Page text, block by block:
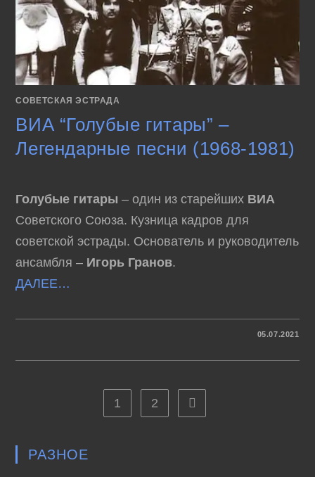
СОВЕТСКАЯ ЭСТРАДА
ВИА “Голубые гитары” –
Легендарные песни (1968-1981)
Голубые гитары – один из старейших ВИА
Советского Союза. Кузница кадров для
советской эстрады. Основатель и руководитель
ансамбля – Игорь Гранов.
ДАЛЕЕ…
“ГОЛУБЫЕ
ЛЕГЕНДАРНЫЕ
ПЕСНИ
(1968-
1981)
05.07.2021
1 2
РАЗНОЕ